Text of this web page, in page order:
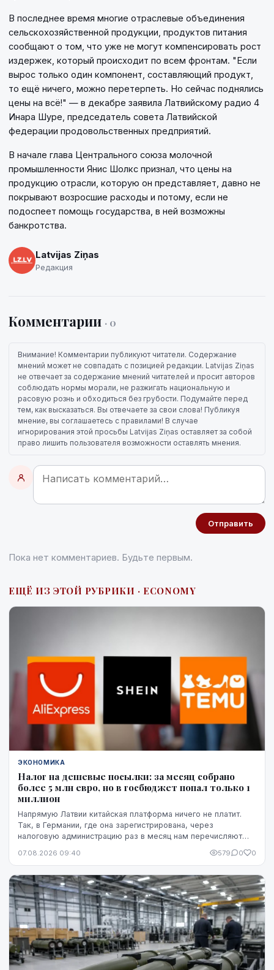
В последнее время многие отраслевые объединения
сельскохозяйственной продукции, продуктов питания
сообщают о том, что уже не могут компенсировать рост
издержек, который происходит по всем фронтам. "Если
вырос только один компонент, составляющий продукт,
то ещё ничего, можно перетерпеть. Но сейчас поднялись
цены на всё!" — в декабре заявила Латвийскому радио 4
Инара Шуре, председатель совета Латвийской
федерации продовольственных предприятий.
В начале глава Центрального союза молочной
промышленности Янис Шолкс признал, что цены на
продукцию отрасли, которую он представляет, давно не
покрывают возросшие расходы и потому, если не
подоспеет помощь государства, в ней возможны
банкротства.
Latvijas Ziņas
Редакция
Комментарии · 0
Внимание! Комментарии публикуют читатели. Содержание
мнений может не совпадать с позицией редакции. Latvijas Ziņas
не отвечает за содержание мнений читателей и просит авторов
соблюдать нормы морали, не разжигать национальную и
расовую рознь и обходиться без грубости. Подумайте перед
тем, как высказаться. Вы отвечаете за свои слова! Публикуя
мнение, вы соглашаетесь с правилами! В случае
игнорирования этой просьбы Latvijas Ziņas оставляет за собой
право лишить пользователя возможности оставлять мнения.
Отправить
Пока нет комментариев. Будьте первым.
ЕЩЁ ИЗ ЭТОЙ РУБРИКИ · ECONOMY
ЭКОНОМИКА
Налог на дешевые посылки: за месяц собрано
более 5 млн евро, но в госбюджет попал только 1
миллион
Напрямую Латвии китайская платформа ничего не платит.
Так, в Германии, где она зарегистрирована, через
налоговую администрацию раз в месяц нам перечисляют
платит в той стране, где товар предъявляется таможне,
07.08.2026 09:40 579 0 0